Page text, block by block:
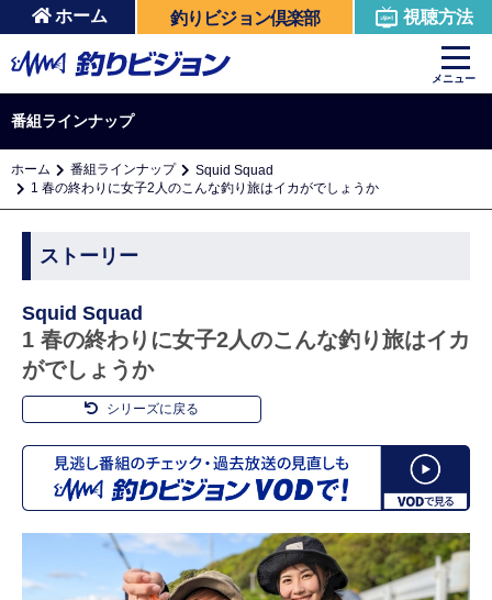
ホーム 釣りビジョン倶楽部 視聴方法
メニュー
番組ラインナップ
ホーム 番組ラインナップ
Squid Squad
1 春の終わりに女子2人のこんな釣り旅はイカがでしょうか
ストーリー
Squid Squad
1 春の終わりに女子2人のこんな釣り旅はイカ
がでしょうか
シリーズに戻る